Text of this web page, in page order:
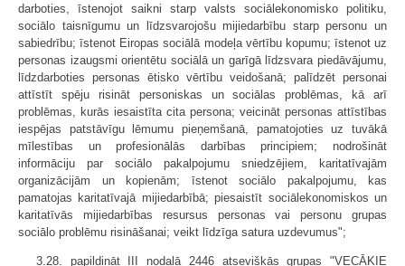
darboties, īstenojot saikni starp valsts sociālekonomisko politiku,
sociālo taisnīgumu un līdzsvarojošu mijiedarbību starp personu un
sabiedrību; īstenot Eiropas sociālā modeļa vērtību kopumu; īstenot uz
personas izaugsmi orientētu sociālā un garīgā līdzsvara piedāvājumu,
līdzdarboties personas ētisko vērtību veidošanā; palīdzēt personai
attīstīt spēju risināt personiskas un sociālas problēmas, kā arī
problēmas, kurās iesaistīta cita persona; veicināt personas attīstības
iespējas patstāvīgu lēmumu pieņemšanā, pamatojoties uz tuvākā
mīlestības un profesionālās darbības principiem; nodrošināt
informāciju par sociālo pakalpojumu sniedzējiem, karitatīvajām
organizācijām un kopienām; īstenot sociālo pakalpojumu, kas
pamatojas karitatīvajā mijiedarbībā; piesaistīt sociālekonomiskos un
karitatīvās mijiedarbības resursus personas vai personu grupas
sociālo problēmu risināšanai; veikt līdzīga satura uzdevumus";
3.28. papildināt III nodaļā 2446 atsevišķās grupas "VECĀKIE